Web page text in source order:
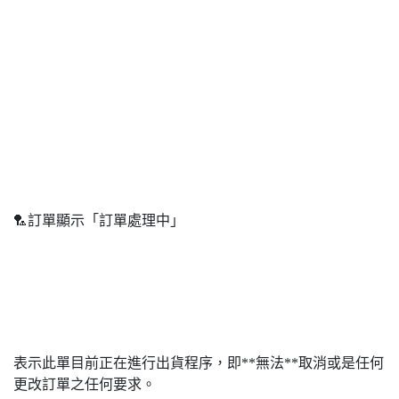
🏸訂單顯示「訂單處理中」
表示此單目前正在進行出貨程序，即**無法**取消或是任何
更改訂單之任何要求。